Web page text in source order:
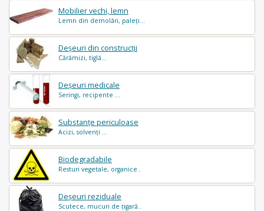
Mobilier vechi, lemn
Lemn din demolări, paleți...
Deșeuri din construcții
Cărămizi, tiglă...
Deșeuri medicale
Seringi, recipente ...
Substanțe periculoase
Acizi, solvenți ...
Biodegradabile
Resturi vegetale, organice..
Deșeuri reziduale
Scutece, mucuri de țigară..